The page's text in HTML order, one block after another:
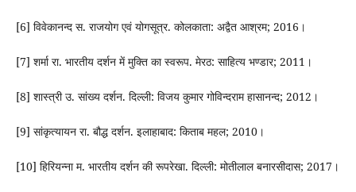
[6] विवेकानन्द स. राजयोग एवं योगसूत्र. कोलकाता: अद्वैत आश्रम; 2016।
[7] शर्मा रा. भारतीय दर्शन में मुक्ति का स्वरूप. मेरठ: साहित्य भण्डार; 2011।
[8] शास्त्री उ. सांख्य दर्शन. दिल्ली: विजय कुमार गोविन्दराम हासानन्द; 2012।
[9] सांकृत्यायन रा. बौद्ध दर्शन. इलाहाबाद: किताब महल; 2010।
[10] हिरियन्ना म. भारतीय दर्शन की रूपरेखा. दिल्ली: मोतीलाल बनारसीदास; 2017।